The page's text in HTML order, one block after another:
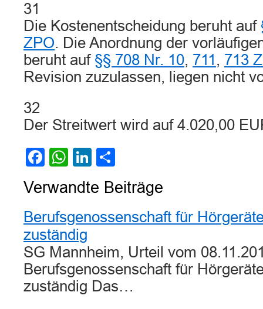
31
Die Kostenentscheidung beruht auf
ZPO. Die Anordnung der
beruht auf §§ 708 Nr. 10, 711 , 713
Revision zuzulassen, liegen nicht
32
Der Streitwert wird auf 4.020,00
Facebook
WhatsApp
LinkedIn
Verwandte Beiträge
Berufsgenossenschaft für
zuständig
SG Mannheim, Urteil vom
Berufsgenossenschaft für
zuständig Das…